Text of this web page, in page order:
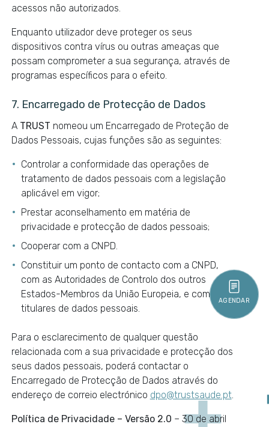
AGENDAR
acessos não autorizados.
Enquanto utilizador deve proteger os seus
dispositivos contra vírus ou outras ameaças que
possam comprometer a sua segurança, através de
programas específicos para o efeito.
7. Encarregado de Protecção de Dados
A TRUST nomeou um Encarregado de Proteção de
Dados Pessoais, cujas funções são as seguintes:
Controlar a conformidade das operações de
tratamento de dados pessoais com a legislação
aplicável em vigor;
Prestar aconselhamento em matéria de
privacidade e protecção de dados pessoais;
Cooperar com a CNPD.
Constituir um ponto de contacto com a CNPD,
com as Autoridades de Controlo dos outros
Estados-Membros da União Europeia, e com os
titulares de dados pessoais.
Para o esclarecimento de qualquer questão
relacionada com a sua privacidade e protecção dos
seus dados pessoais, poderá contactar o
Encarregado de Protecção de Dados através do
endereço de correio electrónico dpo@trustsaude.pt.
Política de Privacidade – Versão 2.0 – 30 de abril